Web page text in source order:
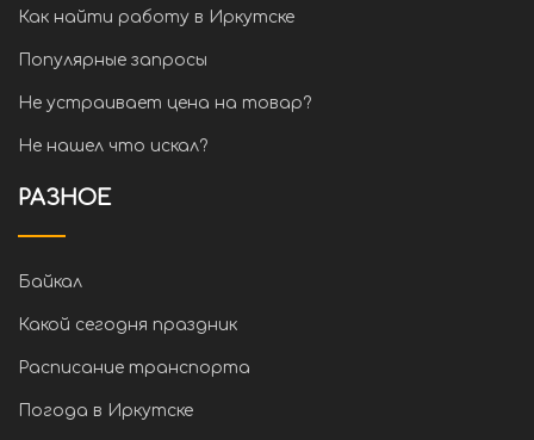
Как найти работу в Иркутске
Популярные запросы
Не устраивает цена на товар?
Не нашел что искал?
РАЗНОЕ
Байкал
Какой сегодня праздник
Расписание транспорта
Погода в Иркутске